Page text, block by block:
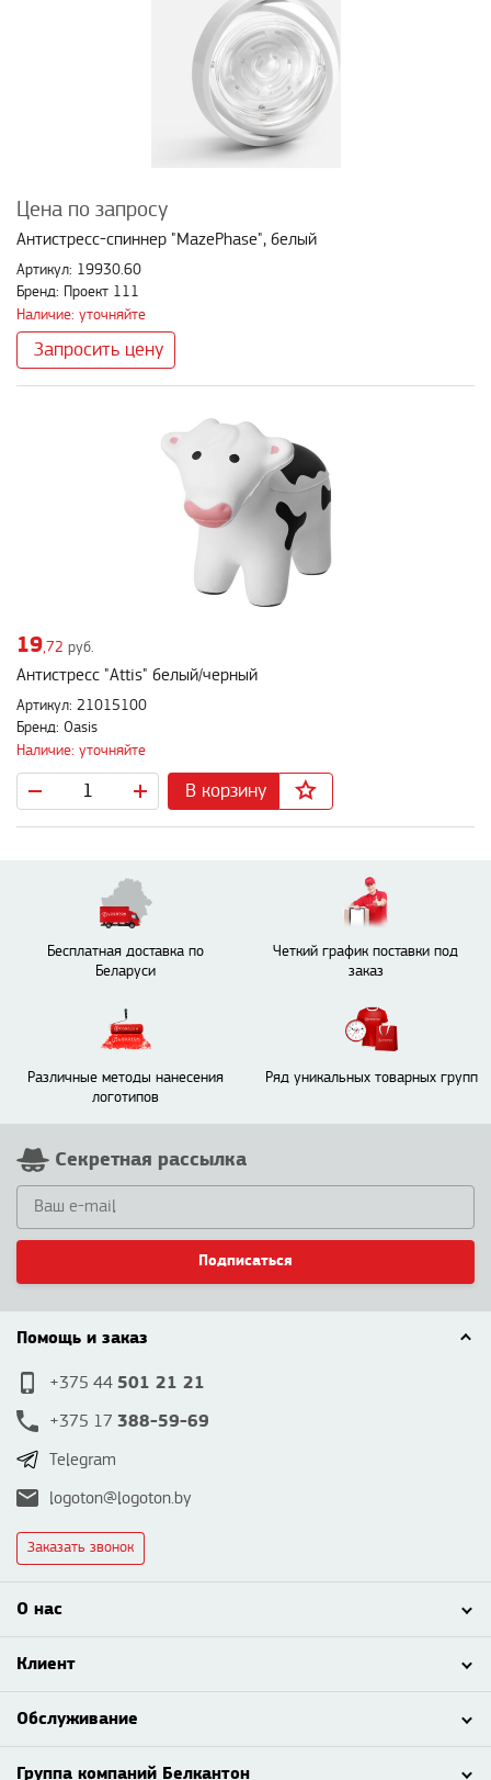
Цена по запросу
Антистресс-спиннер "MazePhase", белый
Артикул: 19930.60
Бренд: Проект 111
Наличие: уточняйте
Запросить цену
19,72 руб.
Антистресс "Attis" белый/черный
Артикул: 21015100
Бренд: Oasis
Наличие: уточняйте
В корзину
Бесплатная доставка по
Беларуси
Четкий график поставки под
заказ
Различные методы нанесения
логотипов
Ряд уникальных товарных групп
Секретная рассылка
Подписаться
Помощь и заказ
+375 44 501 21 21
+375 17 388-59-69
Telegram
logoton@logoton.by
Заказать звонок
О нас
Клиент
Обслуживание
Группа компаний Белкантон